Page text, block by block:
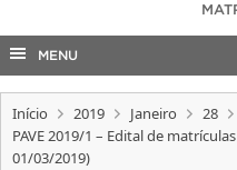
COBALTO
EDITAIS
MENU
Início 2019 Janeiro
28
PAVE 2019/1 – Edital de
01/03/2019)